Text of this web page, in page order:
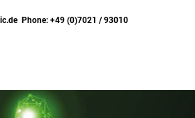
Phone: +49 (0)7021 / 93010